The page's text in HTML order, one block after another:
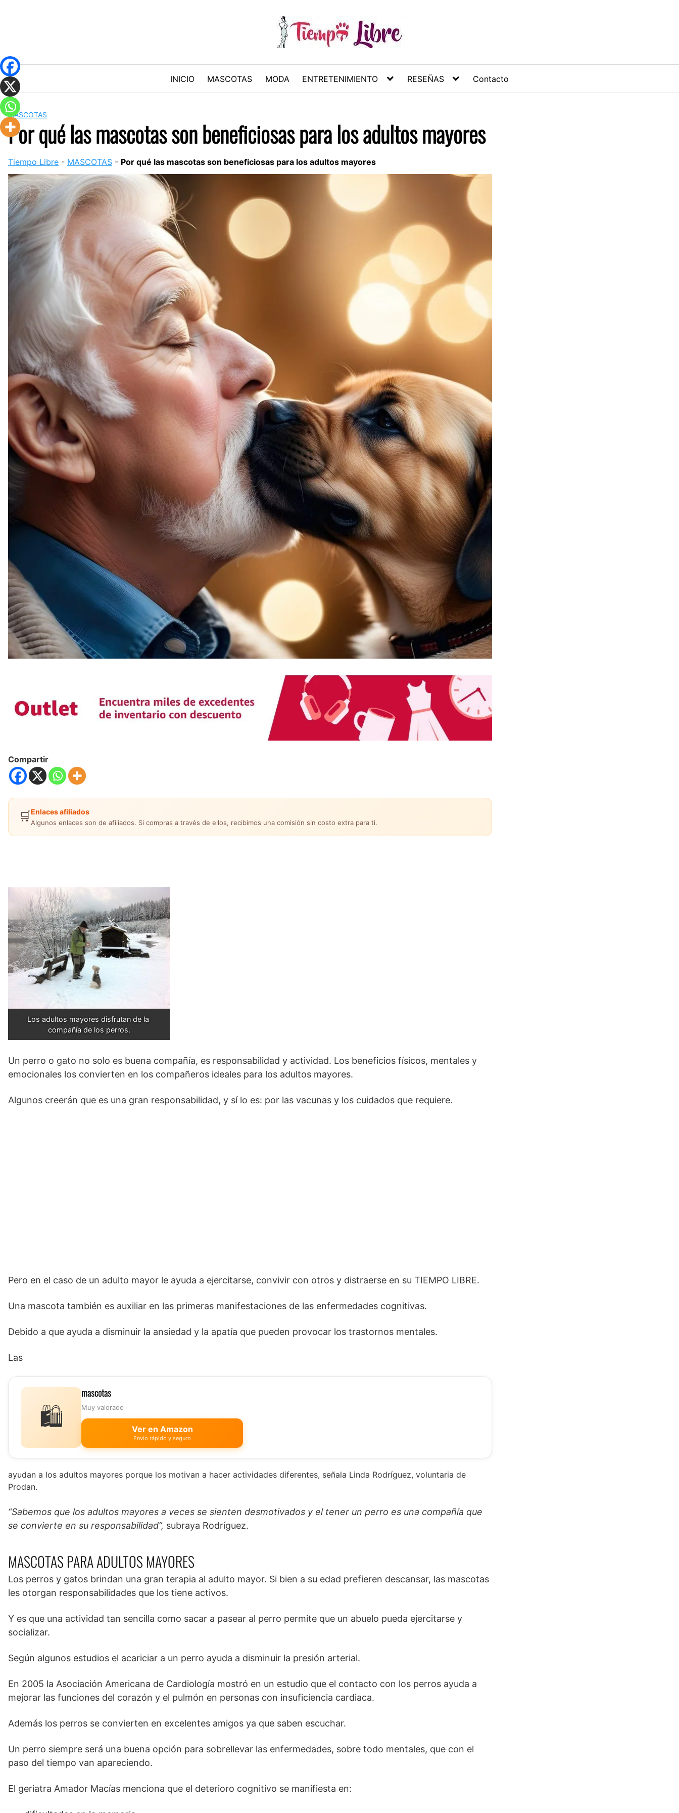
INICIO MASCOTAS MODA ENTRETENIMIENTO RESEÑAS Contacto
MASCOTAS
Por qué las mascotas son beneficiosas para los adultos mayores
Tiempo Libre - MASCOTAS - Por qué las mascotas son beneficiosas para los adultos mayores
Compartir
🛒Enlaces afiliados
Algunos enlaces son de afiliados. Si compras a través de ellos, recibimos una comisión sin costo extra para ti.
Los adultos mayores disfrutan de la
compañía de los perros.
Un perro o gato no solo es buena compañía, es responsabilidad y actividad. Los beneficios físicos, mentales y
emocionales los convierten en los compañeros ideales para los adultos mayores.
Algunos creerán que es una gran responsabilidad, y sí lo es: por las vacunas y los cuidados que requiere.
Pero en el caso de un adulto mayor le ayuda a ejercitarse, convivir con otros y distraerse en su TIEMPO LIBRE.
Una mascota también es auxiliar en las primeras manifestaciones de las enfermedades cognitivas.
Debido a que ayuda a disminuir la ansiedad y la apatía que pueden provocar los trastornos mentales.
Las
🛍️
mascotas
Muy valorado
Ver en Amazon
Envío rápido y seguro
ayudan a los adultos mayores porque los motivan a hacer actividades diferentes, señala Linda Rodríguez, voluntaria de
Prodan.
“Sabemos que los adultos mayores a veces se sienten desmotivados y el tener un perro es una compañía que
se convierte en su responsabilidad”, subraya Rodríguez.
MASCOTAS PARA ADULTOS MAYORES
Los perros y gatos brindan una gran terapia al adulto mayor. Si bien a su edad prefieren descansar, las mascotas
les otorgan responsabilidades que los tiene activos.
Y es que una actividad tan sencilla como sacar a pasear al perro permite que un abuelo pueda ejercitarse y
socializar.
Según algunos estudios el acariciar a un perro ayuda a disminuir la presión arterial.
En 2005 la Asociación Americana de Cardiología mostró en un estudio que el contacto con los perros ayuda a
mejorar las funciones del corazón y el pulmón en personas con insuficiencia cardiaca.
Además los perros se convierten en excelentes amigos ya que saben escuchar.
Un perro siempre será una buena opción para sobrellevar las enfermedades, sobre todo mentales, que con el
paso del tiempo van apareciendo.
El geriatra Amador Macías menciona que el deterioro cognitivo se manifiesta en: